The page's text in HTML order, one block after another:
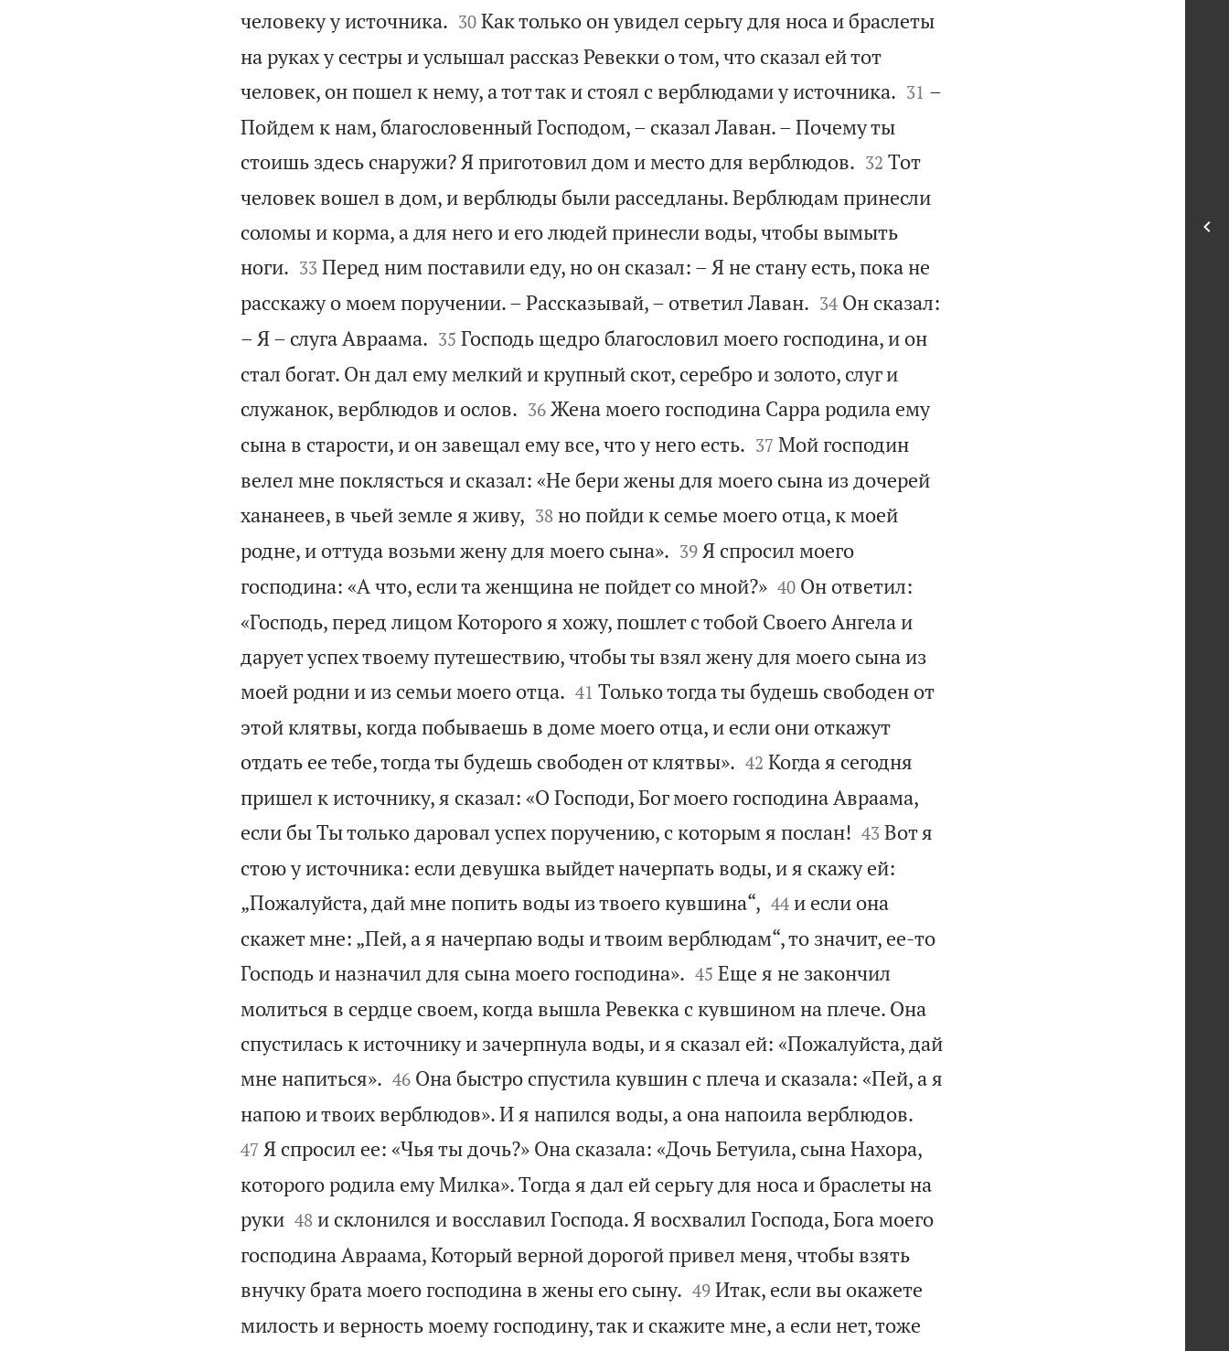
человеку у источника.
30 Как только он увидел серьгу для носа и браслеты
на руках у сестры и услышал рассказ Ревекки о том, что сказал ей тот
человек, он пошел к нему, а тот так и стоял с верблюдами у источника.
31 –
Пойдем к нам, благословенный Господом, – сказал Лаван. – Почему ты
стоишь здесь снаружи? Я приготовил дом и место для верблюдов.
32 Тот
человек вошел в дом, и верблюды были расседланы. Верблюдам принесли
соломы и корма, а для него и его людей принесли воды, чтобы вымыть
ноги.
33 Перед ним поставили еду, но он сказал: – Я не стану есть, пока не
расскажу о моем поручении. – Рассказывай, – ответил Лаван.
34 Он сказал:
– Я – слуга Авраама.
35 Господь щедро благословил моего господина, и он
стал богат. Он дал ему мелкий и крупный скот, серебро и золото, слуг и
служанок, верблюдов и ослов.
36 Жена моего господина Сарра родила ему
сына в старости, и он завещал ему все, что у него есть.
37 Мой господин
велел мне поклясться и сказал: «Не бери жены для моего сына из дочерей
хананеев, в чьей земле я живу,
38 но пойди к семье моего отца, к моей
родне, и оттуда возьми жену для моего сына».
39 Я спросил моего
господина: «А что, если та женщина не пойдет со мной?»
40 Он ответил:
«Господь, перед лицом Которого я хожу, пошлет с тобой Своего Ангела и
дарует успех твоему путешествию, чтобы ты взял жену для моего сына из
моей родни и из семьи моего отца.
41 Только тогда ты будешь свободен от
этой клятвы, когда побываешь в доме моего отца, и если они откажут
отдать ее тебе, тогда ты будешь свободен от клятвы».
42 Когда я сегодня
пришел к источнику, я сказал: «О Господи, Бог моего господина Авраама,
если бы Ты только даровал успех поручению, с которым я послан!
43 Вот я
стою у источника: если девушка выйдет начерпать воды, и я скажу ей:
„Пожалуйста, дай мне попить воды из твоего кувшина“,
44 и если она
скажет мне: „Пей, а я начерпаю воды и твоим верблюдам“, то значит, ее-то
Господь и назначил для сына моего господина».
45 Еще я не закончил
молиться в сердце своем, когда вышла Ревекка с кувшином на плече. Она
спустилась к источнику и зачерпнула воды, и я сказал ей: «Пожалуйста, дай
мне напиться».
46 Она быстро спустила кувшин с плеча и сказала: «Пей, а я
напою и твоих верблюдов». И я напился воды, а она напоила верблюдов.
47 Я спросил ее: «Чья ты дочь?» Она сказала: «Дочь Бетуила, сына Нахора,
которого родила ему Милка». Тогда я дал ей серьгу для носа и браслеты на
руки
48 и склонился и восславил Господа. Я восхвалил Господа, Бога моего
господина Авраама, Который верной дорогой привел меня, чтобы взять
внучку брата моего господина в жены его сыну.
49 Итак, если вы окажете
милость и верность моему господину, так и скажите мне, а если нет, тоже